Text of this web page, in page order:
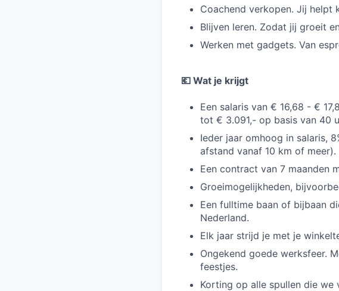
Coachend verkopen. Jij helpt
Blijven leren. Zodat jij groeit
Werken met gadgets. Van
💶 Wat je krijgt
Een salaris van € 16,68 - €
tot € 3.091,- op basis van 40
Ieder jaar omhoog in salaris,
afstand vanaf 10 km of meer).
Een contract van 7 maanden
Groeimogelijkheden,
Een fulltime baan of bijbaan
Nederland.
Elk jaar strijd je met je
Ongekend goede werksfeer.
feestjes.
Korting op alle spullen die we